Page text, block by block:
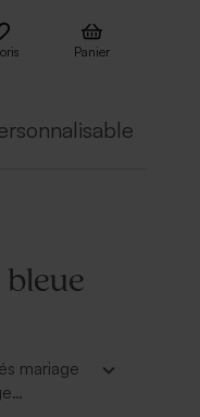
Panier
mariage